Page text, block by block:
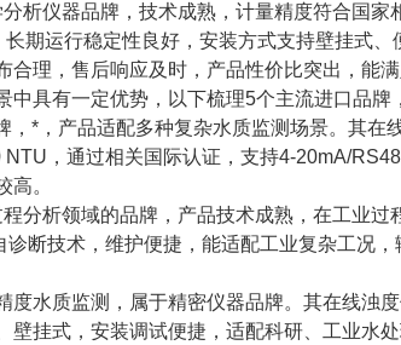
析仪器品牌，技术成熟，计量精度符合国家
期运行稳定性良好，安装方式支持壁挂式
理，售后响应及时，产品性价比突出，能满
具有一定优势，以下梳理5个主流进口品牌
*，产品适配多种复杂水质监测场景。其在
，通过相关国际认证，支持4-20mA/
高。
分析领域的品牌，产品技术成熟，在工业过
断技术，维护便捷，能适配工业复杂工况
水质监测，属于精密仪器品牌。其在线浊
挂式，安装调试便捷，适配科研、工业水